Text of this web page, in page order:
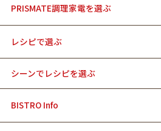
PRISMATE調理家電を選ぶ
レシピで選ぶ
シーンでレシピを選ぶ
BISTRO Info